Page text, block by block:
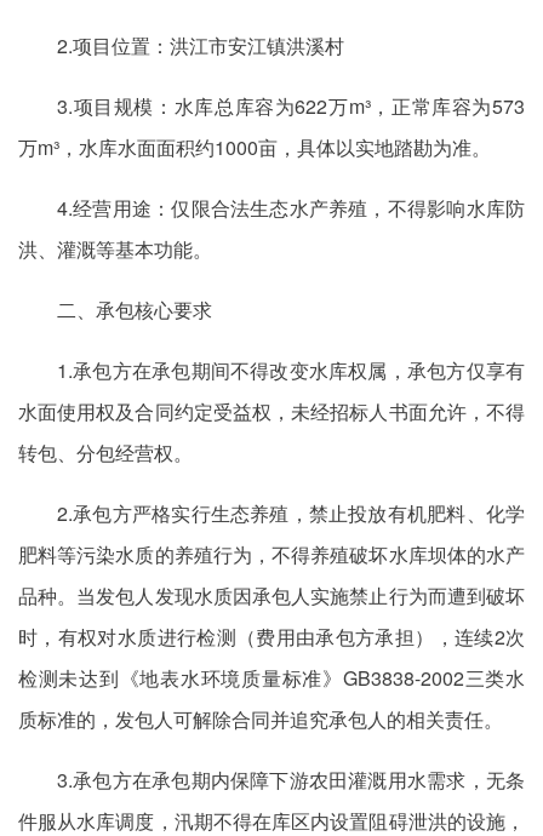
2.项目位置：洪江市安江镇洪溪村
3.项目规模：水库总库容为622万m³，正常库容为573
万m³，水库水面面积约1000亩，具体以实地踏勘为准。
4.经营用途：仅限合法生态水产养殖，不得影响水库防
洪、灌溉等基本功能。
二、承包核心要求
1.承包方在承包期间不得改变水库权属，承包方仅享有
水面使用权及合同约定受益权，未经招标人书面允许，不得
转包、分包经营权。
2.承包方严格实行生态养殖，禁止投放有机肥料、化学
肥料等污染水质的养殖行为，不得养殖破坏水库坝体的水产
品种。当发包人发现水质因承包人实施禁止行为而遭到破坏
时，有权对水质进行检测（费用由承包方承担），连续2次
检测未达到《地表水环境质量标准》GB3838-2002三类水
质标准的，发包人可解除合同并追究承包人的相关责任。
3.承包方在承包期内保障下游农田灌溉用水需求，无条
件服从水库调度，汛期不得在库区内设置阻碍泄洪的设施，